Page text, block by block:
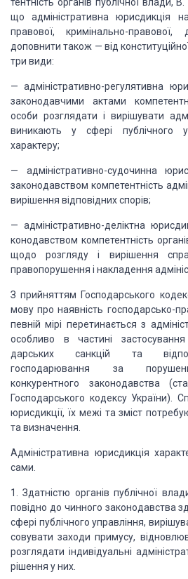
що адміністративна юрисдикція на
право­вої, кримінально-правової,
доповнити також — від
три види:
— адміністративно-регулятивна
законодавчими актами
особи розглядати і вирішувати
виника­ють у сфері публічного
характеру;
— адміністративно-судочинна
законодавством компетентність
вирішення відповідних спорів;
— адміністративно-деліктна
конодавством компетентність
щодо розгляду і вирішення
правопо­рушення і накладення
З прийняттям Господарського
мову про наявність господарсько-
певній мірі перетинається з
особливо в частині застосування
дарських санкцій та
господарювання за
конкурентного законодавства
Господарського кодексу України).
юрисдикції, їх межі та зміст
та визначення.
Адміністративна юрисдикція
сами.
1. Здатністю органів публічної
повідно до чинного законодавства
сфері публічного управління,
совувати заходи примусу,
розглядати індивідуальні
рішення у них.